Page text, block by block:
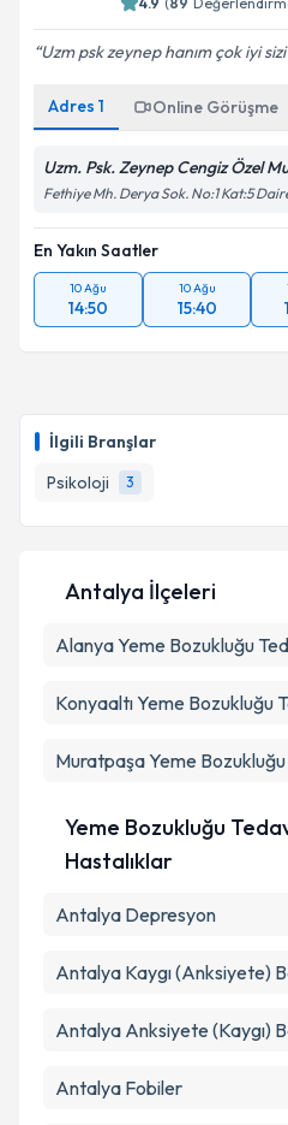
İlgili Branşlar
Psikoloji
3
Kişisel verilerimin
kapsamda işlenmesini
Takvim
Uzm psk zeynep hanım çok iyi
Adres 1 Online Görüşme
Uzm. Psk. Zeynep Cengiz Özel
Fethiye Mh. Derya Sok. No:1 Kat:5
En Yakın Saatler
10 Ağu
14:50
10 Ağu
15:40
Antalya İlçeleri
AlanyaYeme Bozukluğu
KonyaaltıYeme Bozukluğu
MuratpaşaYeme
Yeme Bozukluğu
Hastalıklar
Antalya Depresyon
Antalya Kaygı (Anksiyete)
Antalya Anksiyete (Kaygı)
Antalya Fobiler